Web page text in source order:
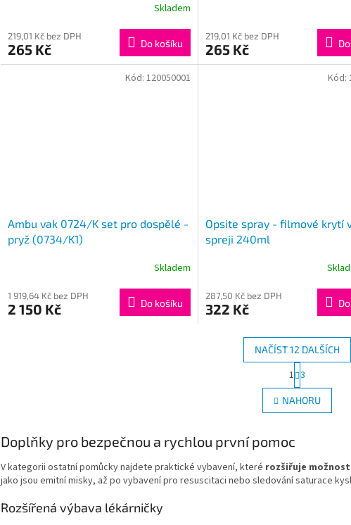
Skladem
219,01 Kč bez DPH
265 Kč Do košíku
219,01 Kč bez DPH
265 Kč
Ambu vak 0724/K set pro dospělé -
pryž (0734/K1)
Skladem
1 919,64 Kč bez DPH
2 150 Kč Do košíku
Kód: 120050001
Opsite spray - filmové krytí
spreji 240ml
287,50 Kč bez DPH
322 Kč
Kód:
O
v
l
c
í
p
NAČÍST 12 DALŠÍCH
t
r
á
n
á
n
í
1 3
NAHORU
Doplňky pro bezpečnou a rychlou první pomoc
V kategorii ostatní pomůcky najdete praktické vybavení, které rozšiřuje
jako jsou emitní misky, až po vybavení pro resuscitaci nebo sledování saturace
Rozšířená výbava lékárničky